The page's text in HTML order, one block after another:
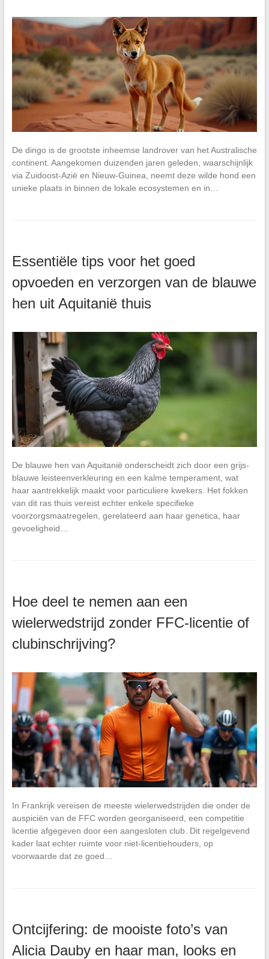
De dingo is de grootste inheemse landrover van het Australische
continent. Aangekomen duizenden jaren geleden, waarschijnlijk
via Zuidoost-Azië en Nieuw-Guinea, neemt deze wilde hond een
unieke plaats in binnen de lokale ecosystemen en in…
Essentiële tips voor het goed
opvoeden en verzorgen van de blauwe
hen uit Aquitanië thuis
De blauwe hen van Aquitanië onderscheidt zich door een grijs-
blauwe leisteenverkleuring en een kalme temperament, wat
haar aantrekkelijk maakt voor particuliere kwekers. Het fokken
van dit ras thuis vereist echter enkele specifieke
voorzorgsmaatregelen, gerelateerd aan haar genetica, haar
gevoeligheid…
Hoe deel te nemen aan een
wielerwedstrijd zonder FFC-licentie of
clubinschrijving?
In Frankrijk vereisen de meeste wielerwedstrijden die onder de
auspiciën van de FFC worden georganiseerd, een competitie
licentie afgegeven door een aangesloten club. Dit regelgevend
kader laat echter ruimte voor niet-licentiehouders, op
voorwaarde dat ze goed…
Ontcijfering: de mooiste foto’s van
Alicia Dauby en haar man, looks en